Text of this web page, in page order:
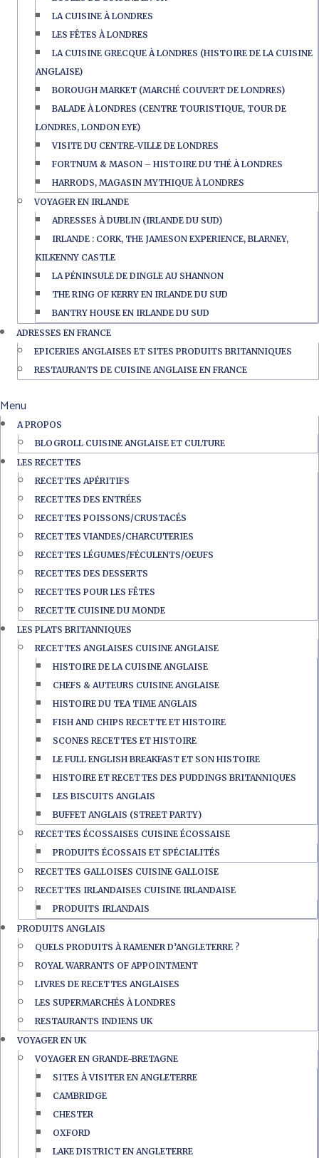
LA CUISINE À LONDRES
LES FÊTES À LONDRES
LA CUISINE GRECQUE À LONDRES (HISTOIRE DE LA CUISINE
ANGLAISE)
BOROUGH MARKET (MARCHÉ COUVERT DE LONDRES)
BALADE À LONDRES (CENTRE TOURISTIQUE, TOUR DE
LONDRES, LONDON EYE)
VISITE DU CENTRE-VILLE DE LONDRES
FORTNUM & MASON – HISTOIRE DU THÉ À LONDRES
HARRODS, MAGASIN MYTHIQUE À LONDRES
VOYAGER EN IRLANDE
ADRESSES À DUBLIN (IRLANDE DU SUD)
IRLANDE : CORK, THE JAMESON EXPERIENCE, BLARNEY,
KILKENNY CASTLE
LA PÉNINSULE DE DINGLE AU SHANNON
THE RING OF KERRY EN IRLANDE DU SUD
BANTRY HOUSE EN IRLANDE DU SUD
ADRESSES EN FRANCE
EPICERIES ANGLAISES ET SITES PRODUITS BRITANNIQUES
RESTAURANTS DE CUISINE ANGLAISE EN FRANCE
Menu
A PROPOS
BLOGROLL CUISINE ANGLAISE ET CULTURE
LES RECETTES
RECETTES APÉRITIFS
RECETTES DES ENTRÉES
RECETTES POISSONS/CRUSTACÉS
RECETTES VIANDES/CHARCUTERIES
RECETTES LÉGUMES/FÉCULENTS/OEUFS
RECETTES DES DESSERTS
RECETTES POUR LES FÊTES
RECETTE CUISINE DU MONDE
LES PLATS BRITANNIQUES
RECETTES ANGLAISES CUISINE ANGLAISE
HISTOIRE DE LA CUISINE ANGLAISE
CHEFS & AUTEURS CUISINE ANGLAISE
HISTOIRE DU TEA TIME ANGLAIS
FISH AND CHIPS RECETTE ET HISTOIRE
SCONES RECETTES ET HISTOIRE
LE FULL ENGLISH BREAKFAST ET SON HISTOIRE
HISTOIRE ET RECETTES DES PUDDINGS BRITANNIQUES
LES BISCUITS ANGLAIS
BUFFET ANGLAIS (STREET PARTY)
RECETTES ÉCOSSAISES CUISINE ÉCOSSAISE
PRODUITS ÉCOSSAIS ET SPÉCIALITÉS
RECETTES GALLOISES CUISINE GALLOISE
RECETTES IRLANDAISES CUISINE IRLANDAISE
PRODUITS IRLANDAIS
PRODUITS ANGLAIS
QUELS PRODUITS À RAMENER D’ANGLETERRE ?
ROYAL WARRANTS OF APPOINTMENT
LIVRES DE RECETTES ANGLAISES
LES SUPERMARCHÉS À LONDRES
RESTAURANTS INDIENS UK
VOYAGER EN UK
VOYAGER EN GRANDE-BRETAGNE
SITES À VISITER EN ANGLETERRE
CAMBRIDGE
CHESTER
OXFORD
LAKE DISTRICT EN ANGLETERRE